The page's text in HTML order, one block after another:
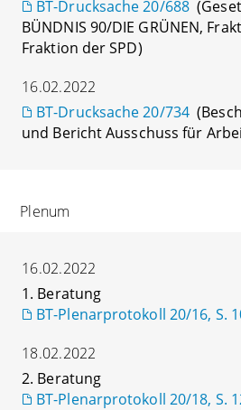
BT-Drucksache 20/688
BÜNDNIS 90/DIE GRÜNEN,
Fraktion der SPD)
16.02.2022
BT-Drucksache 20/734
und Bericht Ausschuss für
Plenum
16.02.2022
1. Beratung
BT-Plenarprotokoll 20/16, S.
18.02.2022
2. Beratung
BT-Plenarprotokoll 20/18, S.